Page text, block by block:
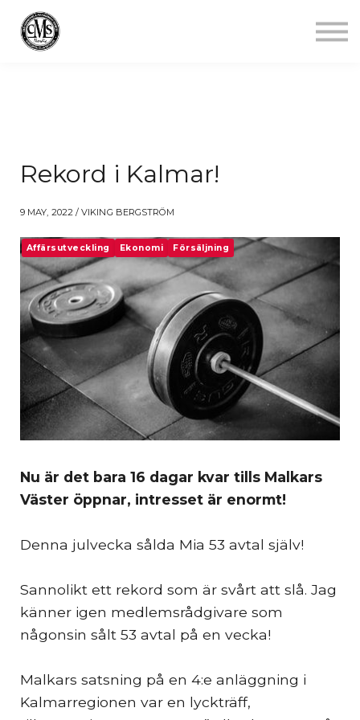
Rekord i Kalmar!
9 MAY, 2022 / VIKING BERGSTRÖM
Affärsutveckling Ekonomi Försäljning
Nu är det bara 16 dagar kvar tills Malkars
Väster öppnar, intresset är enormt!
Denna julvecka sålda Mia 53 avtal själv!
Sannolikt ett rekord som är svårt att slå. Jag
känner igen medlemsrådgivare som
någonsin sålt 53 avtal på en vecka!
Malkars satsning på en 4:e anläggning i
Kalmarregionen var en lyckträff,